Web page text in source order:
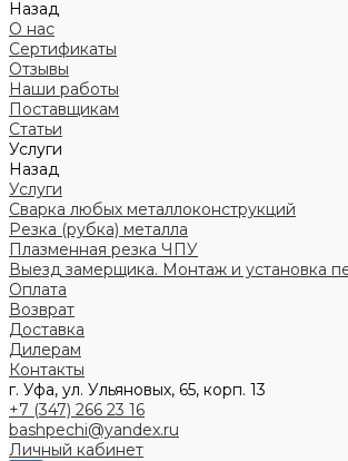
Назад
О нас
Сертификаты
Отзывы
Наши работы
Поставщикам
Статьи
Услуги
Назад
Услуги
Сварка любых металлоконструкций
Резка (рубка) металла
Плазменная резка ЧПУ
Выезд замерщика. Монтаж и установка
Оплата
Возврат
Доставка
Дилерам
Контакты
г. Уфа, ул. Ульяновых, 65, корп. 13
+7 (347) 266 23 16
bashpechi@yandex.ru
Личный кабинет